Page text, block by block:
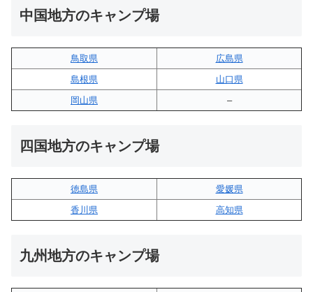
中国地方のキャンプ場
鳥取県
広島県
島根県
山口県
岡山県
–
四国地方のキャンプ場
徳島県
愛媛県
香川県
高知県
九州地方のキャンプ場